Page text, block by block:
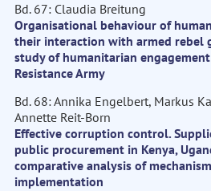
Bd. 67: Claudia Breitung
Organisational behaviour of
their interaction with armed rebel
study of humanitarian
Resistance Army
Bd. 68: Annika Engelbert, Markus
Annette Reit-Born
Effective corruption control.
public procurement in Kenya,
comparative analysis of
implementation